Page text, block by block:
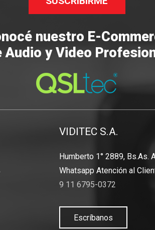
nuestro E-
Audio y Video
VIDITEC S.A.
Humberto 1° 2889, Bs.As.
Whatsapp Atención al
9 11 6795-0372
Escríbanos